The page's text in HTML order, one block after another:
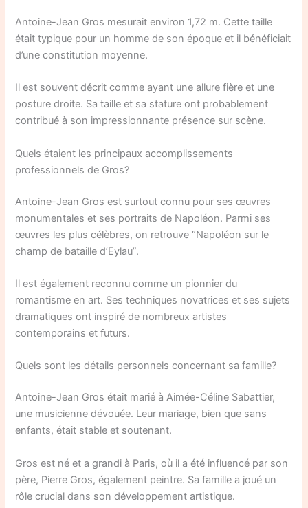
Antoine-Jean Gros mesurait environ 1,72 m. Cette taille
était typique pour un homme de son époque et il bénéficiait
d’une constitution moyenne.
Il est souvent décrit comme ayant une allure fière et une
posture droite. Sa taille et sa stature ont probablement
contribué à son impressionnante présence sur scène.
Quels étaient les principaux accomplissements
professionnels de Gros?
Antoine-Jean Gros est surtout connu pour ses œuvres
monumentales et ses portraits de Napoléon. Parmi ses
œuvres les plus célèbres, on retrouve “Napoléon sur le
champ de bataille d’Eylau”.
Il est également reconnu comme un pionnier du
romantisme en art. Ses techniques novatrices et ses sujets
dramatiques ont inspiré de nombreux artistes
contemporains et futurs.
Quels sont les détails personnels concernant sa famille?
Antoine-Jean Gros était marié à Aimée-Céline Sabattier,
une musicienne dévouée. Leur mariage, bien que sans
enfants, était stable et soutenant.
Gros est né et a grandi à Paris, où il a été influencé par son
père, Pierre Gros, également peintre. Sa famille a joué un
rôle crucial dans son développement artistique.